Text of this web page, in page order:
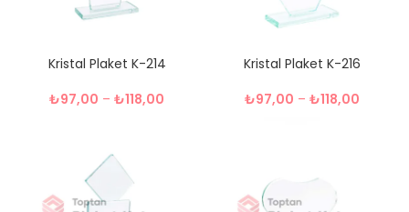
Kristal Plaket K-214
₺97,00 – ₺118,00
Kristal Plaket K-216
₺97,00 – ₺118,00